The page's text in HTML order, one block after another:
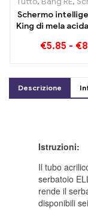
Schermo
King di mela
di svapo
€5.85 - €
Descrizione
Istruzioni:
Il tubo
serbatoio
rende il
disponibili